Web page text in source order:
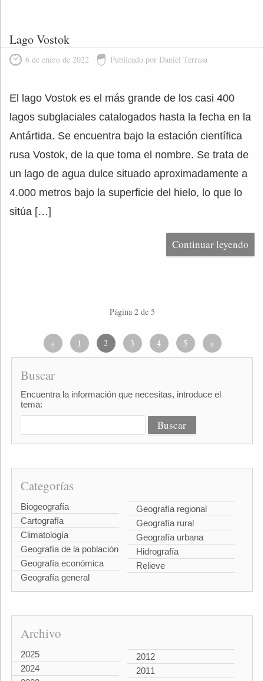
Lago Vostok
6 de enero de 2022 Publicado por Daniel Terrasa
El lago Vostok es el más grande de los casi 400
lagos subglaciales catalogados hasta la fecha en la
Antártida. Se encuentra bajo la estación científica
rusa Vostok, de la que toma el nombre. Se trata de
un lago de agua dulce situado aproximadamente a
4.000 metros bajo la superficie del hielo, lo que lo
sitúa […]
Continuar leyendo
Página 2 de 5
« 1 2 3 4 5 »
Buscar
Encuentra la información que necesitas, introduce el
tema:
Categorías
Biogeografía
Cartografía
Climatología
Geografía de la población
Geografía económica
Geografía general
Geografía regional
Geografía rural
Geografía urbana
Hidrografía
Relieve
Archivo
2025
2024
2012
2011